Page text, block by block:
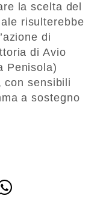
la scelta del
risulterebbe
di
di Avio
Penisola)
con sensibili
a sostegno